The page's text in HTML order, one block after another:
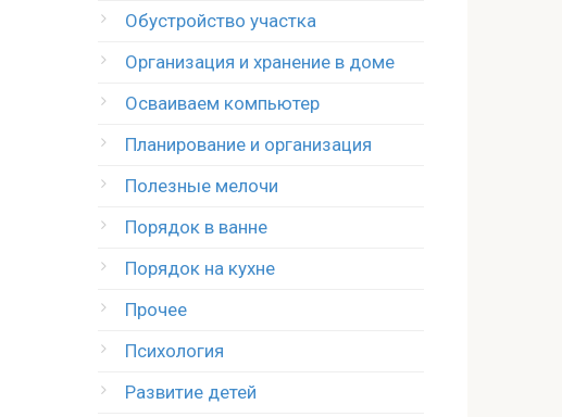
Обустройство участка
Организация и хранение в доме
Осваиваем компьютер
Планирование и организация
Полезные мелочи
Порядок в ванне
Порядок на кухне
Прочее
Психология
Развитие детей